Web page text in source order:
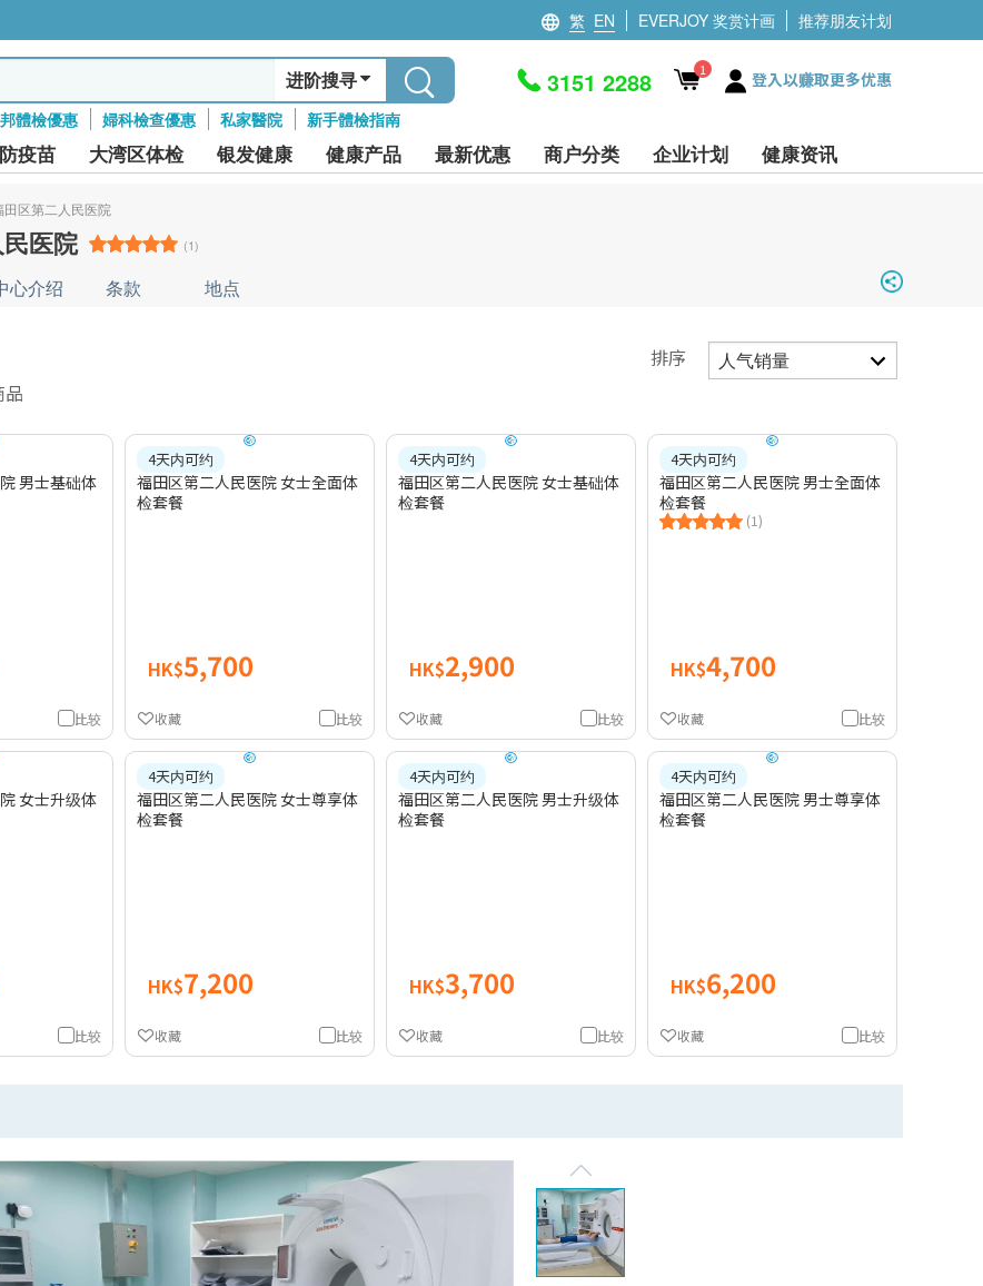
繁 EN EVERJOY 奖赏计画 推荐朋友计划
进阶搜寻
體檢優惠 婦科檢查優惠 私家醫院 新手體檢指南
3151 2288 1 登入以赚取更多优惠
疫苗 大湾区体检 银发健康 健康产品 最新优惠 商户分类 企业计划 健康资讯
田区第二人民医院
医院 (1)
心介绍 条款 地点
排序
男士基础体
比较
4天内可约
福田区第二人民医院 女士全面体
检套餐
HK$5,700
比较
收藏
4天内可约
福田区第二人民医院 女士基础体
检套餐
HK$2,900
比较
收藏
4天内可约
福田区第二人民医院 男士全面体
检套餐
(1)
HK$4,700
比较
收藏
女士升级体
比较
4天内可约
福田区第二人民医院 女士尊享体
检套餐
HK$7,200
比较
收藏
4天内可约
福田区第二人民医院 男士升级体
检套餐
HK$3,700
比较
收藏
4天内可约
福田区第二人民医院 男士尊享体
检套餐
HK$6,200
比较
收藏